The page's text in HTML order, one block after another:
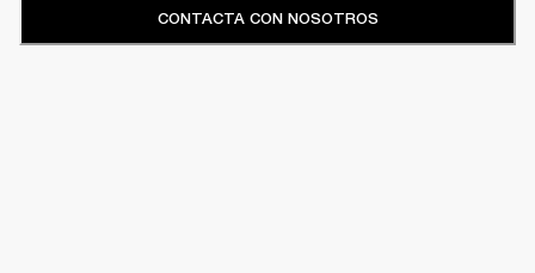
CONTACTA CON NOSOTROS